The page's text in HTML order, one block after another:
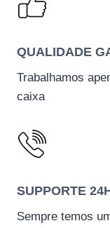
QUALIDADE
Trabalhamos
caixa
SUPPORTE
Sempre temos